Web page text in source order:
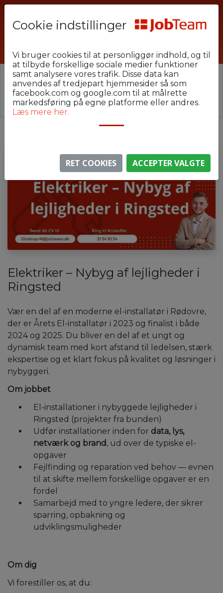
⚠️ Denne jobannonce er udløbet.
Stillingen er ikke længere aktiv, men du kan
lignende annoncer her.
Elektriker – Nybyg af lejligheder i
Ringsted
Vær en del af en moderne el-installatør i Rødovre,
der er Årets El-installatør i 2023 og finalist i både
2024 og 2025. Du bliver en del af et ungt og
dynamisk team med kort afstand til ledelsen, stærk
ekspertise og et klart fokus på kvalitet og løsninger i
nybyggeri.
Om jobbet
El-installationer i nybyggede lejligheder i
Ringsted (projekter fra bunden)
Udfør installationer inden for data, lys,
netværk og brand, ud over de typiske el-
opgaver
Fejlfinding og reparation ved behov — evnen
til at skifte mellem forskellige opgaver er en
fordel
Samarbejd med to yngre ledere, der sikrer
sparring, opbakning og
udviklingsmuligheder
Om dig
Vi forestiller os, at du:
Cookie indstillinger
Vi bruger cookies til at personliggør indhold, og til
at tilbyde forskellige sociale medier funktioner
samt analysere vores trafik. Disse data kan
anvendes af tredjepart hjemmesider så som
facebook.com og google.com til at målrette
markedsføring på egne platforme eller andres.
Læs mere her.
RET COOKIES ACCEPTER VALGTE